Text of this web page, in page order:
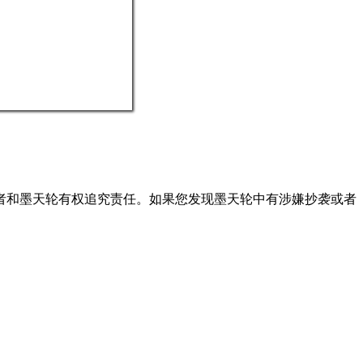
墨天轮有权追究责任。如果您发现墨天轮中有涉嫌抄袭或者